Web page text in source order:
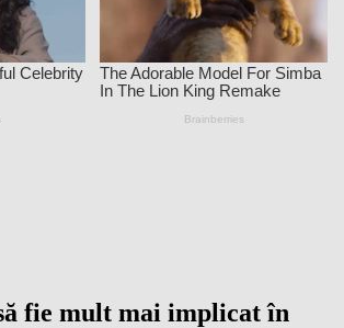
fie mult mai implicat în